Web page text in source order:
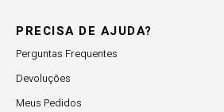
PRECISA DE AJUDA?
Perguntas Frequentes
Devoluções
Meus Pedidos